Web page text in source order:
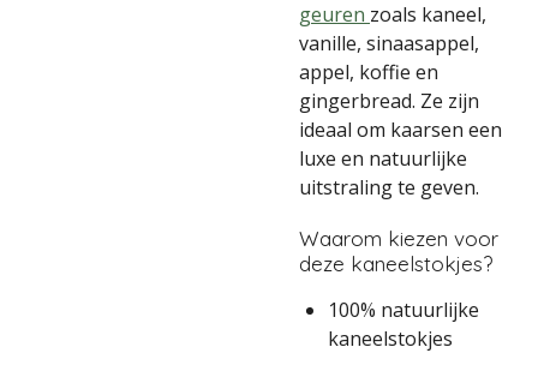
geuren zoals kaneel,
vanille, sinaasappel,
appel, koffie en
gingerbread. Ze zijn
ideaal om kaarsen een
luxe en natuurlijke
uitstraling te geven.
Waarom kiezen voor
deze kaneelstokjes?
100% natuurlijke
kaneelstokjes